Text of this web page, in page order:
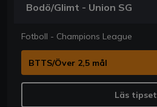
Bodö/Glimt - Union SG
Fotboll - Champions League
BTTS/Över 2,5 mål
Läs tipset